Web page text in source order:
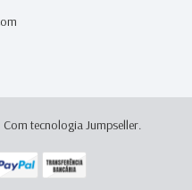
Com tecnologia Jumpseller.